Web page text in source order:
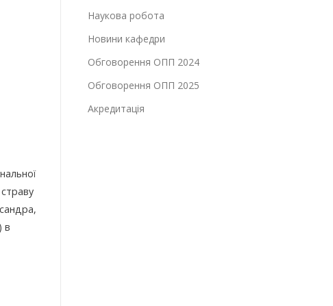
в
Наукова робота
Новини кафедри
Обговорення ОПП 2024
Обговорення ОПП 2025
Акредитація